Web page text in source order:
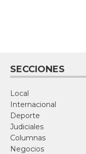
SECCIONES
Local
Internacional
Deporte
Judiciales
Columnas
Negocios